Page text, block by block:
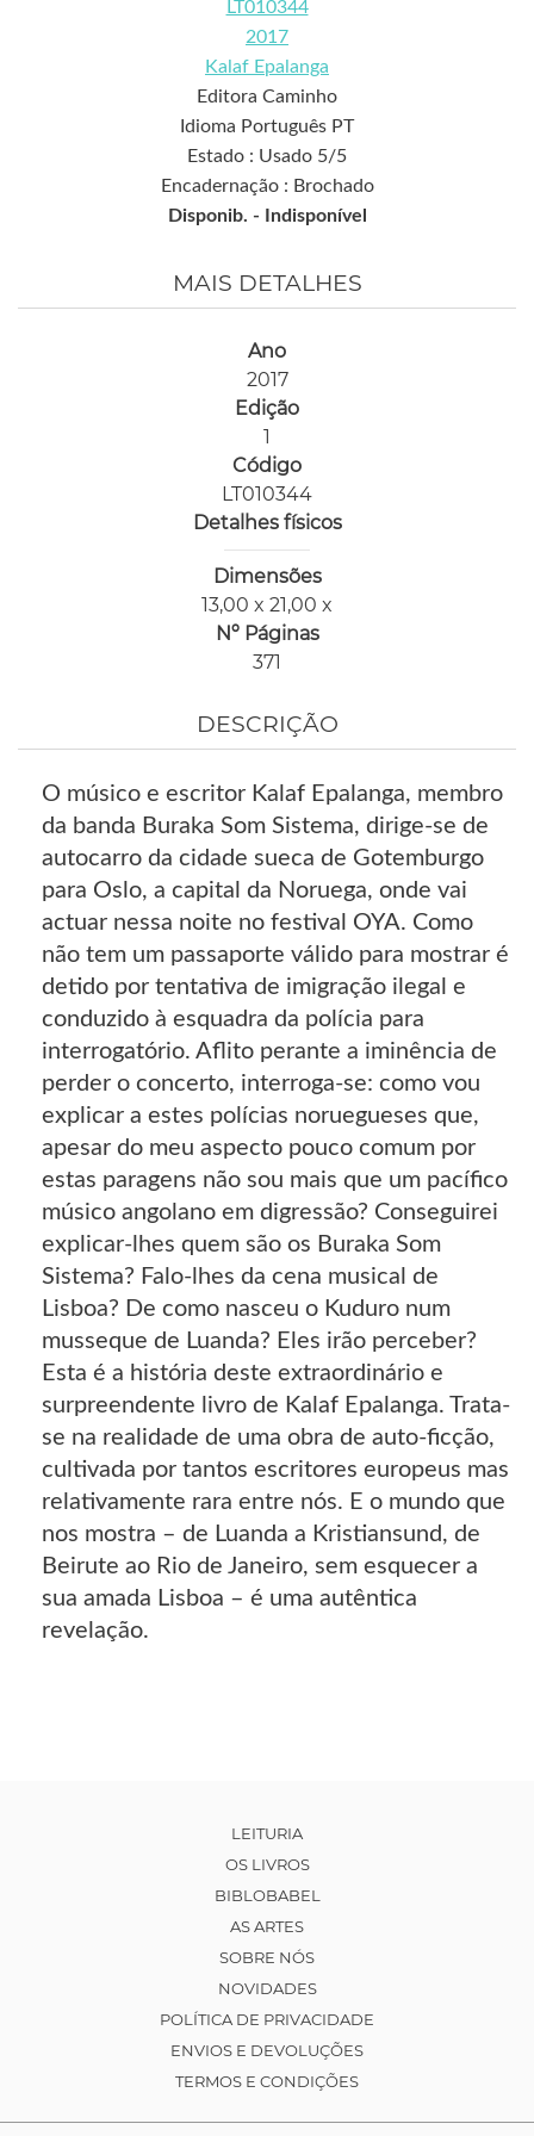
LT010344
2017
Kalaf Epalanga
Editora Caminho
Idioma Português PT
Estado : Usado 5/5
Encadernação : Brochado
Disponib. -
Indisponível
MAIS DETALHES
Ano
2017
Edição
1
Código
LT010344
Detalhes físicos
Dimensões
13,00 x 21,00 x
Nº Páginas
371
DESCRIÇÃO
O músico e escritor Kalaf Epalanga, membro
da banda Buraka Som Sistema, dirige-se de
autocarro da cidade sueca de Gotemburgo
para Oslo, a capital da Noruega, onde vai
actuar nessa noite no festival OYA. Como
não tem um passaporte válido para mostrar é
detido por tentativa de imigração ilegal e
conduzido à esquadra da polícia para
interrogatório. Aflito perante a iminência de
perder o concerto, interroga-se: como vou
explicar a estes polícias noruegueses que,
apesar do meu aspecto pouco comum por
estas paragens não sou mais que um pacífico
músico angolano em digressão? Conseguirei
explicar-lhes quem são os Buraka Som
Sistema? Falo-lhes da cena musical de
Lisboa? De como nasceu o Kuduro num
musseque de Luanda? Eles irão perceber?
Esta é a história deste extraordinário e
surpreendente livro de Kalaf Epalanga. Trata-
se na realidade de uma obra de auto-ficção,
cultivada por tantos escritores europeus mas
relativamente rara entre nós. E o mundo que
nos mostra – de Luanda a Kristiansund, de
Beirute ao Rio de Janeiro, sem esquecer a
sua amada Lisboa – é uma autêntica
revelação.
LEITURIA
OS LIVROS
BIBLOBABEL
AS ARTES
SOBRE NÓS
NOVIDADES
POLÍTICA DE PRIVACIDADE
ENVIOS E DEVOLUÇÕES
TERMOS E CONDIÇÕES